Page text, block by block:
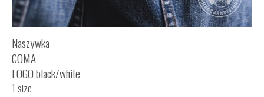
Naszywka
COMA
LOGO black/white
1 size